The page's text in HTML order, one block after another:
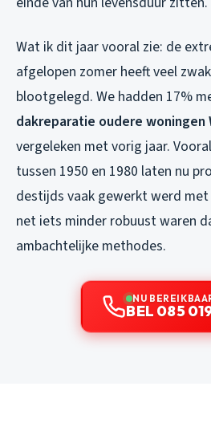
Wat ik dit jaar vooral zie: de
afgelopen zomer heeft veel
blootgelegd. We hadden 17%
dakreparatie oudere woningen
vergeleken met vorig jaar.
tussen 1950 en 1980 laten nu
destijds vaak gewerkt werd
net iets minder robuust waren
ambachtelijke methodes.
NU
BEL 085